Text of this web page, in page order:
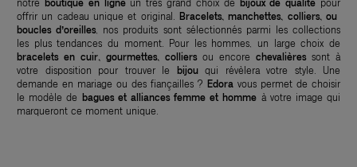
notre boutique en ligneun très grand choix de bijoux de qualité pour
offrir un cadeau unique et original. Bracelets, manchettes, colliers, ou
boucles d’oreilles, nos produits sont sélectionnés parmi les collections
les plus tendances du moment. Pour les hommes, un large choix de
bracelets en cuir, gourmettes, colliersou encore chevalièressont à
votre disposition pour trouver le bijouqui révèlera votre style. Une
demande en mariage ou des fiançailles ?Edora vous permet de choisir
le modèle de bagues et alliances femme et homme à votre image qui
marqueront ce moment unique.